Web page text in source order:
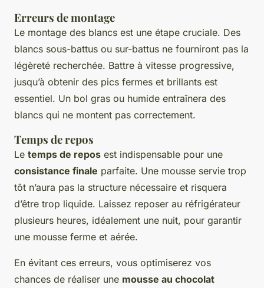
Erreurs de montage
Le montage des blancs est une étape cruciale. Des
blancs sous-battus ou sur-battus ne fourniront pas la
légèreté recherchée. Battre à vitesse progressive,
jusqu’à obtenir des pics fermes et brillants est
essentiel. Un bol gras ou humide entraînera des
blancs qui ne montent pas correctement.
Temps de repos
Le temps de repos est indispensable pour une
consistance finale parfaite. Une mousse servie trop
tôt n’aura pas la structure nécessaire et risquera
d’être trop liquide. Laissez reposer au réfrigérateur
plusieurs heures, idéalement une nuit, pour garantir
une mousse ferme et aérée.
En évitant ces erreurs, vous optimiserez vos
chances de réaliser une mousse au chocolat